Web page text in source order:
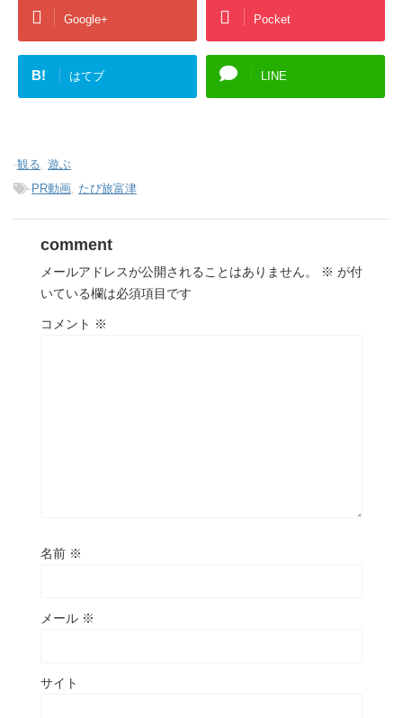
Google+ Pocket
B! はてブ LINE
-観る 遊ぶ
-PR動画 たび旅富津
comment
メールアドレスが公開されることはありません。 ※ が付
いている欄は必須項目です
コメント ※
名前 ※
メール ※
サイト